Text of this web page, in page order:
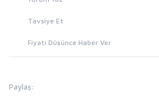
Tavsiye Et
Fiyatı Düşünce Haber Ver
Paylaş: